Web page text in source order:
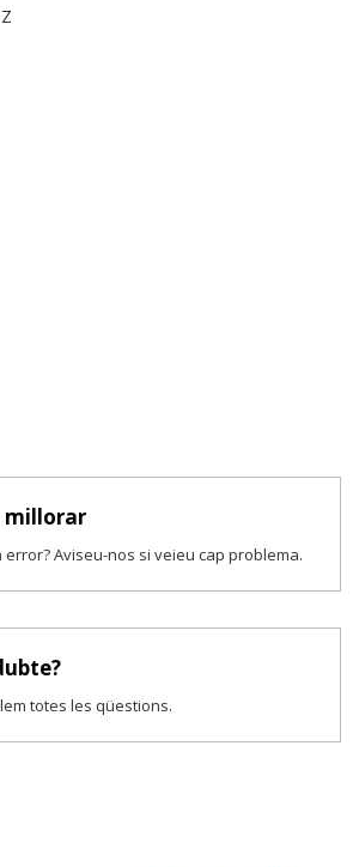
Z
millorar
Aviseu-nos si veieu cap problema.
totes les qüestions.